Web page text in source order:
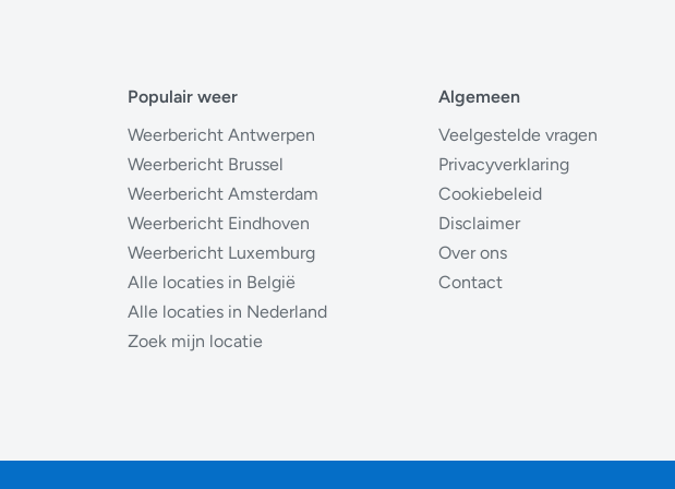
Populair weer
Weerbericht Antwerpen
Weerbericht Brussel
Weerbericht Amsterdam
Weerbericht Eindhoven
Weerbericht Luxemburg
Alle locaties in België
Alle locaties in Nederland
Zoek mijn locatie
Algemeen
Veelgestelde vragen
Privacyverklaring
Cookiebeleid
Disclaimer
Over ons
Contact